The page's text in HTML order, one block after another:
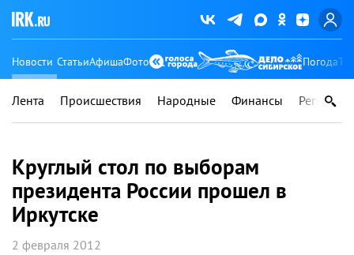
Новости СтатьиАфишаФото Погода
Лента Происшествия Народные Финансы Регионы
Круглый стол по выборам
президента России прошел в
Иркутске
2 февраля 2012